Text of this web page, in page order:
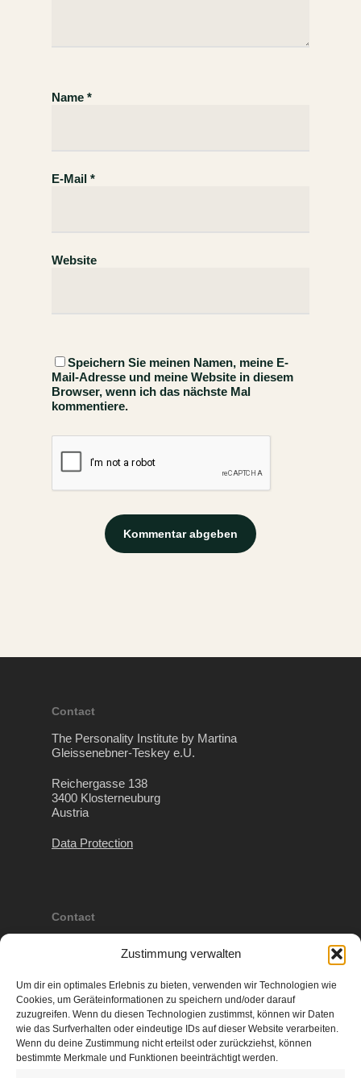
Zustimmung verwalten
Um dir ein optimales Erlebnis zu bieten, verwenden wir Technologien wie
Cookies, um Geräteinformationen zu speichern und/oder darauf
zuzugreifen. Wenn du diesen Technologien zustimmst, können wir Daten
wie das Surfverhalten oder eindeutige IDs auf dieser Website verarbeiten.
Wenn du deine Zustimmung nicht erteilst oder zurückziehst, können
bestimmte Merkmale und Funktionen beeinträchtigt werden.
Name *
E-Mail *
Website
Speichern Sie meinen Namen, meine E-
Mail-Adresse und meine Website in diesem
Browser, wenn ich das nächste Mal
kommentiere.
Contact
The Personality Institute by Martina
Gleissenebner-Teskey e.U.
Reichergasse 138
3400 Klosterneuburg
Austria
Data Protection
Contact
Company #: 309419 d
Regional Court Korneuburg
e: admin(at)martina-gleissenebner-teskey.com